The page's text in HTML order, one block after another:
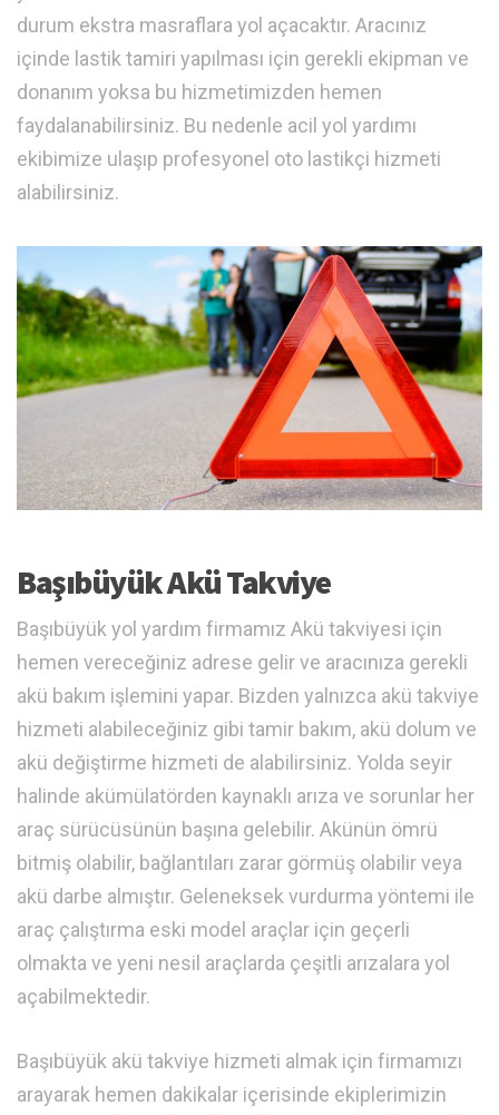
durum ekstra masraflara yol açacaktır. Aracınız
içinde lastik tamiri yapılması için gerekli ekipman ve
donanım yoksa bu hizmetimizden hemen
faydalanabilirsiniz. Bu nedenle acil yol yardımı
ekibimize ulaşıp profesyonel oto lastikçi hizmeti
alabilirsiniz.
Başıbüyük Akü Takviye
Başıbüyük yol yardım firmamız Akü takviyesi için
hemen vereceğiniz adrese gelir ve aracınıza gerekli
akü bakım işlemini yapar. Bizden yalnızca akü takviye
hizmeti alabileceğiniz gibi tamir bakım, akü dolum ve
akü değiştirme hizmeti de alabilirsiniz. Yolda seyir
halinde akümülatörden kaynaklı arıza ve sorunlar her
araç sürücüsünün başına gelebilir. Akünün ömrü
bitmiş olabilir, bağlantıları zarar görmüş olabilir veya
akü darbe almıştır. Geleneksek vurdurma yöntemi ile
araç çalıştırma eski model araçlar için geçerli
olmakta ve yeni nesil araçlarda çeşitli arızalara yol
açabilmektedir.
Başıbüyük akü takviye hizmeti almak için firmamızı
arayarak hemen dakikalar içerisinde ekiplerimizin